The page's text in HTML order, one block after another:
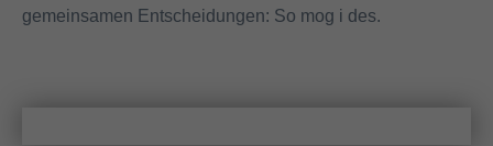
gemeinsamen Entscheidungen: So mog i des.